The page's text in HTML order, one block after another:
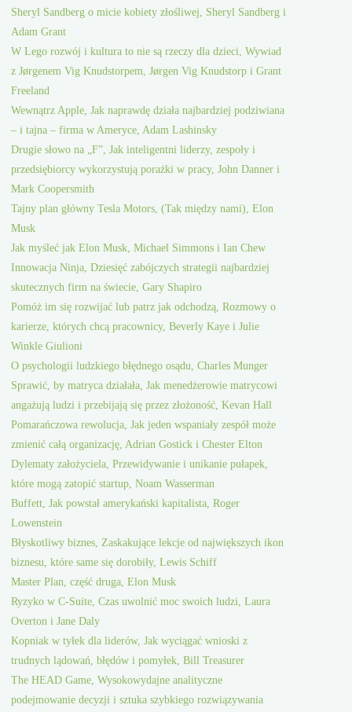
Sheryl Sandberg o micie kobiety złośliwej, Sheryl Sandberg i
Adam Grant
W Lego rozwój i kultura to nie są rzeczy dla dzieci, Wywiad
z Jørgenem Vig Knudstorpem, Jørgen Vig Knudstorp i Grant
Freeland
Wewnątrz Apple, Jak naprawdę działa najbardziej podziwiana
– i tajna – firma w Ameryce, Adam Lashinsky
Drugie słowo na „F”, Jak inteligentni liderzy, zespoły i
przedsiębiorcy wykorzystują porażki w pracy, John Danner i
Mark Coopersmith
Tajny plan główny Tesla Motors, (Tak między nami), Elon
Musk
Jak myśleć jak Elon Musk, Michael Simmons i Ian Chew
Innowacja Ninja, Dziesięć zabójczych strategii najbardziej
skutecznych firm na świecie, Gary Shapiro
Pomóż im się rozwijać lub patrz jak odchodzą, Rozmowy o
karierze, których chcą pracownicy, Beverly Kaye i Julie
Winkle Giulioni
O psychologii ludzkiego błędnego osądu, Charles Munger
Sprawić, by matryca działała, Jak menedżerowie matrycowi
angażują ludzi i przebijają się przez złożoność, Kevan Hall
Pomarańczowa rewolucja, Jak jeden wspaniały zespół może
zmienić całą organizację, Adrian Gostick i Chester Elton
Dylematy założyciela, Przewidywanie i unikanie pułapek,
które mogą zatopić startup, Noam Wasserman
Buffett, Jak powstał amerykański kapitalista, Roger
Lowenstein
Błyskotliwy biznes, Zaskakujące lekcje od największych ikon
biznesu, które same się dorobiły, Lewis Schiff
Master Plan, część druga, Elon Musk
Ryzyko w C-Suite, Czas uwolnić moc swoich ludzi, Laura
Overton i Jane Daly
Kopniak w tyłek dla liderów, Jak wyciągać wnioski z
trudnych lądowań, błędów i pomyłek, Bill Treasurer
The HEAD Game, Wysokowydajne analityczne
podejmowanie decyzji i sztuka szybkiego rozwiązywania